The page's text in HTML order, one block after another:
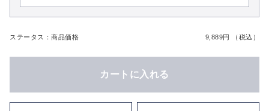
ステータス：商品価格 9,889円 （税込）
カートに入れる